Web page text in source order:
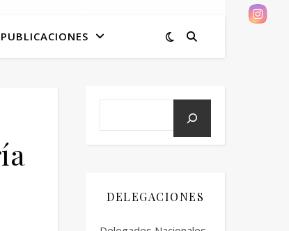
PUBLICACIONES
DELEGACIONES